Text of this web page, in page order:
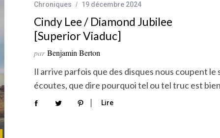
Chroniques 19 décembre 2024
Cindy Lee / Diamond Jubilee
[Superior Viaduc]
par Benjamin Berton
Il arrive parfois que des disques nous coupent
écoutes, que dire pourquoi tel ou tel truc est
Lire